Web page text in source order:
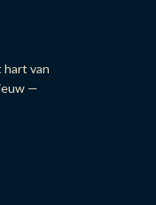
hart van
—